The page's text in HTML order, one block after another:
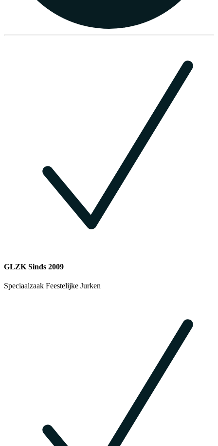
GLZK Sinds 2009
Speciaalzaak Feestelijke Jurken